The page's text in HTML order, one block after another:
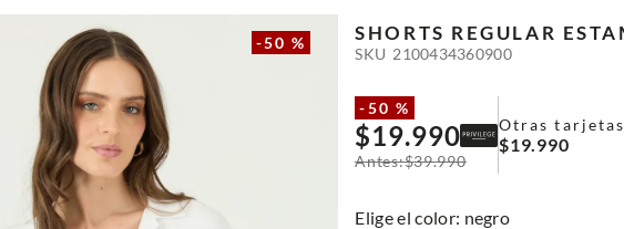
-50 % SHORTS REGULAR
SKU 2100434360900
-50 %
$19.990
$39.990
Otras tarjetas
$19.990
: negro